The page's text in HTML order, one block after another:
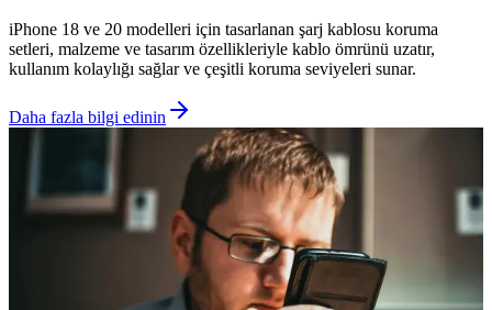
iPhone 18 ve 20 modelleri için tasarlanan şarj kablosu koruma
setleri, malzeme ve tasarım özellikleriyle kablo ömrünü uzatır,
kullanım kolaylığı sağlar ve çeşitli koruma seviyeleri sunar.
Daha fazla bilgi edinin